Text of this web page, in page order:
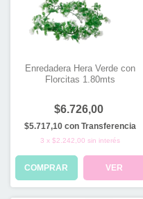
Enredadera Hera Verde con
Florcitas 1.80mts
$6.726,00
$5.717,10con Transferencia
3 x$2.242,00 sin interés
COMPRAR VER